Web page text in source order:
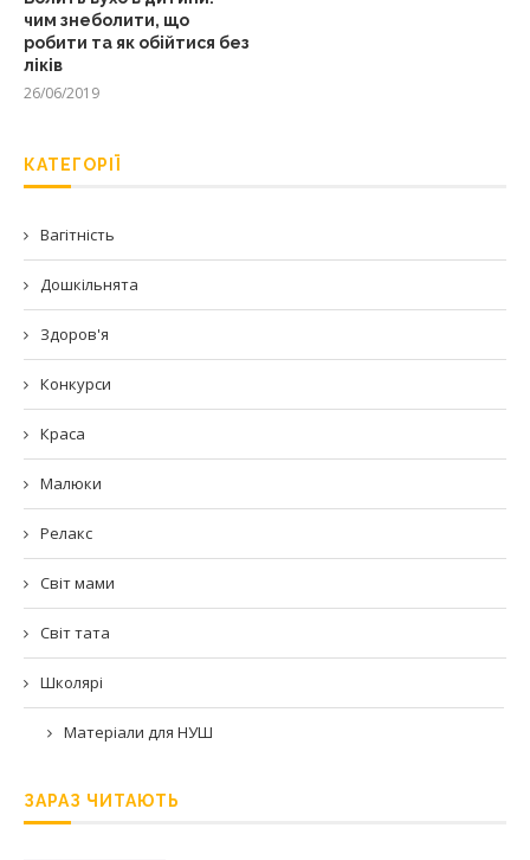
чим знеболити, що
робити та як обійтися без
ліків
26/06/2019
КАТЕГОРІЇ
Вагітність
Дошкільнята
Здоров'я
Конкурси
Краса
Малюки
Релакс
Світ мами
Світ тата
Школярі
Матеріали для НУШ
ЗАРАЗ ЧИТАЮТЬ